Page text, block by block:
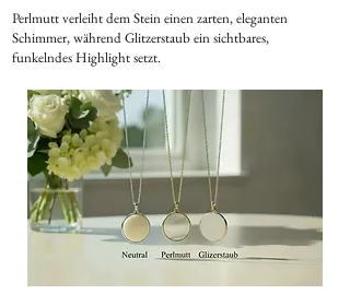
Perlmutt verleiht dem Stein einen zarten, eleganten
Schimmer, während Glitzerstaub ein sichtbares,
funkelndes Highlight setzt.